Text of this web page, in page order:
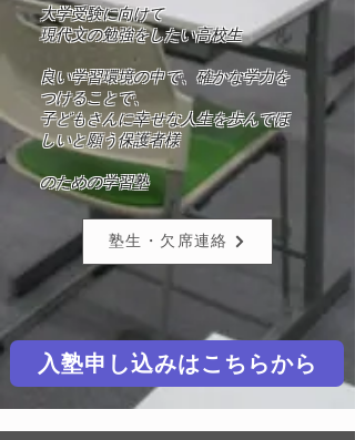
塾生・欠席連絡
​大学受験に向けて
現代文の勉強をしたい高校生
良い学習環境の中で、確かな学力を
つけることで、
​子どもさんに幸せな人生を歩んでほ
しいと願う保護者様
​​のための学習塾
入塾申し込みはこちらから